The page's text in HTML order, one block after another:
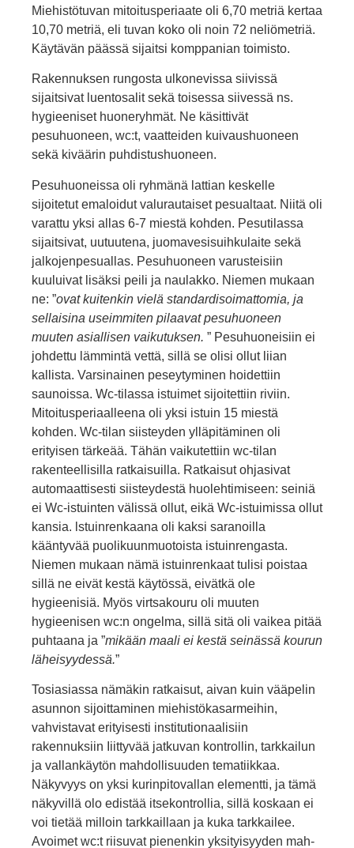
Miehistötuvan mitoitusperiaate oli 6,70 metriä kertaa
10,70 metriä, eli tuvan koko oli noin 72 neliömetriä.
Käytävän päässä sijaitsi komppanian toimisto.
Rakennuksen rungosta ulkonevissa siivissä
sijaitsivat luentosalit sekä toisessa siivessä ns.
hygi­eeniset huoneryhmät. Ne käsittivät
pesuhuoneen, wc:t, vaatteiden kuivaushuoneen
sekä kiväärin puhdistushuoneen.
Pesuhuoneissa oli ryhmänä lattian keskelle
sijoitetut emaloidut valurautaiset pesualtaat. Niitä oli
varattu yksi allas 6-7 miestä kohden. Pesutilassa
sijaitsivat, uutuutena, juomavesisuihkulaite sekä
jalkojenpesuallas. Pesuhuoneen varusteisiin
kuuluivat lisäk­si peili ja naulakko. Niemen mukaan
ne: ”ovat kuitenkin vielä standardisoimattomia, ja
sellaisina useimmiten pilaavat pesuhuoneen
muuten asiallisen vaikutuksen. ” Pesuhuoneisiin ei
johdettu lämmintä vettä, sillä se olisi ollut liian
kallista. Varsinainen peseytyminen hoidettiin
saunoissa. Wc-tilassa istuimet sijoitettiin riviin.
Mitoitusperiaalleena oli yksi istuin 15 miestä
kohden. Wc-tilan siisteyden ylläpitäminen oli
erityisen tärkeää. Tähän vaikutettiin wc-tilan
rakenteellisilla rat­kaisuilla. Ratkaisut ohjasivat
automaattisesti siisteydestä huolehti­miseen: seiniä
ei Wc-istuinten välissä ollut, eikä Wc-istuimissa ollut
kansia. lstuinrenkaana oli kaksi saranoilla
kääntyvää puolikuun­muotoista istuinrengasta.
Niemen mukaan nämä istuinrenkaat tulisi poistaa
sillä ne eivät kestä käytössä, eivätkä ole
hygieenisiä. Myös virtsakouru oli muuten
hygieenisen wc:n ongelma, sillä sitä oli vaikea pitää
puhtaana ja ”mikään maali ei kestä seinässä kourun
lä­heisyydessä.”
Tosiasiassa nämäkin ratkaisut, aivan kuin vääpelin
asunnon sijoittaminen miehistökasarmeihin,
vahvistavat erityisesti institutionaalisiin
rakennuksiin Iiittyvää jatkuvan kontrollin, tark­kailun
ja vallankäytön mahdollisuuden tematiikkaa.
Näkyvyys on yksi kurinpitovallan elementti, ja tämä
näkyvillä olo edistää itse­kontrollia, sillä koskaan ei
voi tietää milloin tarkkaillaan ja kuka tarkkailee.
Avoimet wc:t riisuvat pienenkin yksityisyyden mah­